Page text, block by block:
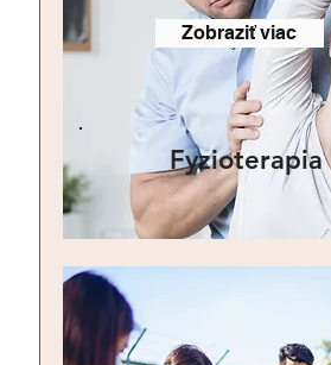
Zobraziť viac
Fyzioterapia